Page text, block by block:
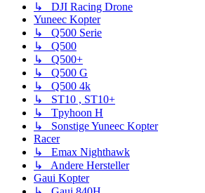
↳ DJI Racing Drone
Yuneec Kopter
↳ Q500 Serie
↳ Q500
↳ Q500+
↳ Q500 G
↳ Q500 4k
↳ ST10 , ST10+
↳ Tpyhoon H
↳ Sonstige Yuneec Kopter
Racer
↳ Emax Nighthawk
↳ Andere Hersteller
Gaui Kopter